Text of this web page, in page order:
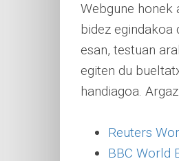
Webgune honek
bidez egindakoa
esan, testuan
egiten du
handiagoa.
Reuters
BBC World